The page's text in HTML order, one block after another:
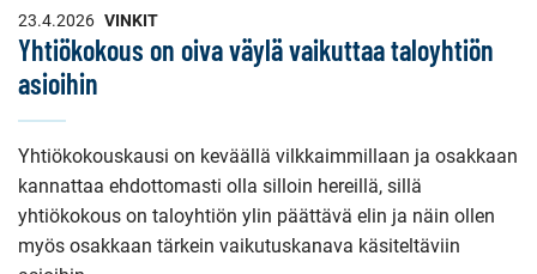
23.4.2026 VINKIT
Yhtiökokous on oiva väylä vaikuttaa taloyhtiön
asioihin
Yhtiökokouskausi on keväällä vilkkaimmillaan ja osakkaan
kannattaa ehdottomasti olla silloin hereillä, sillä
yhtiökokous on taloyhtiön ylin päättävä elin ja näin ollen
myös osakkaan tärkein vaikutuskanava käsiteltäviin